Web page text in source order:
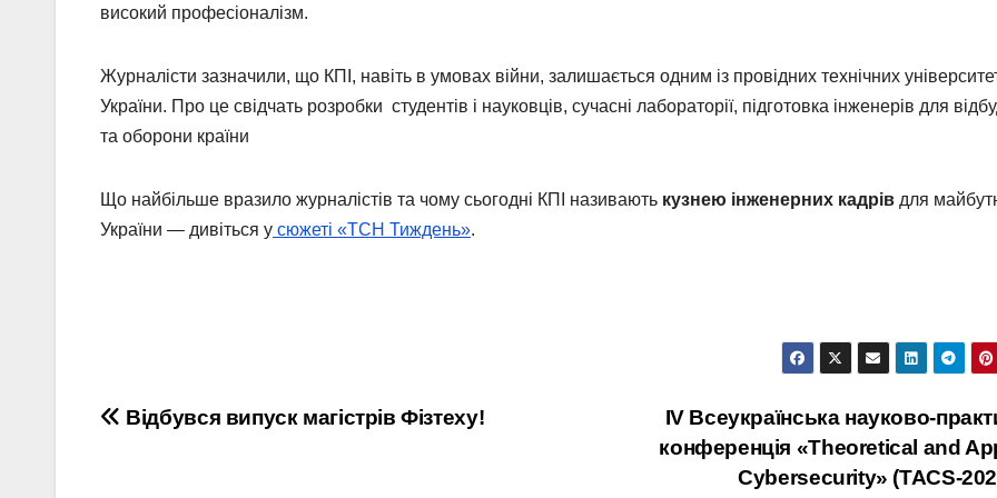
високий професіоналізм.
Журналісти зазначили, що КПІ, навіть в умовах війни, залишається одним із провідних технічних
України. Про це свідчать розробки студентів і науковців, сучасні лабораторії, підготовка інженерів для
та оборони країни
Що найбільше вразило журналістів та чому сьогодні КПІ називають кузнею інженерних кадрів для
України — дивіться у сюжеті «ТСН Тиждень».
Навігація
IV Всеукраїнська науково-
конференція «Theoretical and
Cybersecurity» (TACS-
Відбувся випуск магістрів Фізтеху!